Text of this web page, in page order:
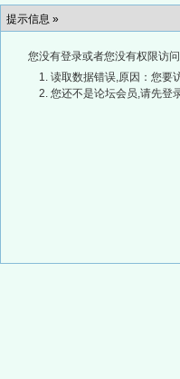
提示信息 »
您没有登录或者您没有权限访
读取数据错误,原因：您要
您还不是论坛会员,请先登